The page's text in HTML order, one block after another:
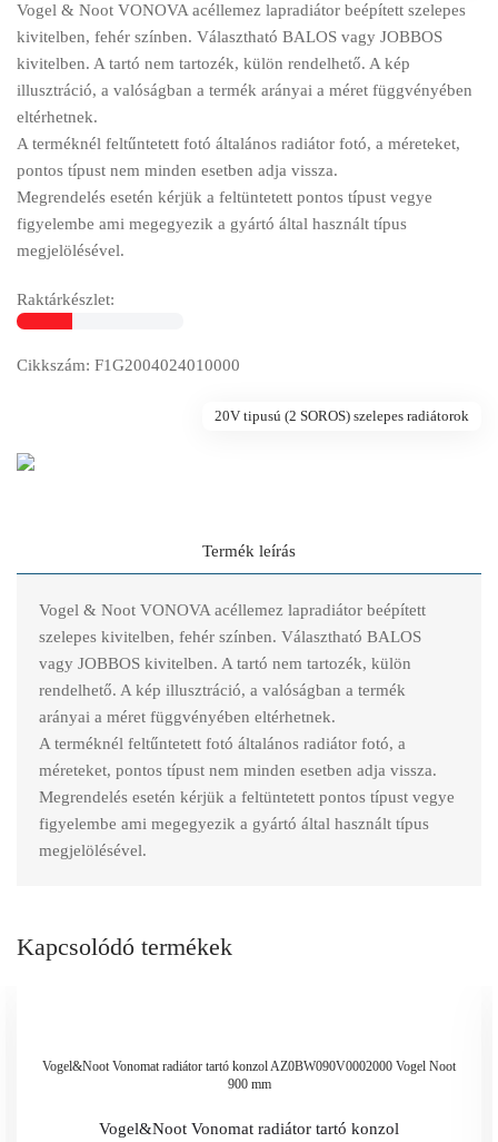
Vogel & Noot VONOVA acéllemez lapradiátor beépített szelepes
kivitelben, fehér színben. Választható BALOS vagy JOBBOS
kivitelben. A tartó nem tartozék, külön rendelhető. A kép
illusztráció, a valóságban a termék arányai a méret függvényében
eltérhetnek.
A terméknél feltűntetett fotó általános radiátor fotó, a méreteket,
pontos típust nem minden esetben adja vissza.
Megrendelés esetén kérjük a feltüntetett pontos típust vegye
figyelembe ami megegyezik a gyártó által használt típus
megjelölésével.
Raktárkészlet:
Cikkszám: F1G2004024010000
20V tipusú (2 SOROS) szelepes radiátorok
Termék leírás
Vogel & Noot VONOVA acéllemez lapradiátor beépített
szelepes kivitelben, fehér színben. Választható BALOS
vagy JOBBOS kivitelben. A tartó nem tartozék, külön
rendelhető. A kép illusztráció, a valóságban a termék
arányai a méret függvényében eltérhetnek.
A terméknél feltűntetett fotó általános radiátor fotó, a
méreteket, pontos típust nem minden esetben adja vissza.
Megrendelés esetén kérjük a feltüntetett pontos típust vegye
figyelembe ami megegyezik a gyártó által használt típus
megjelölésével.
Kapcsolódó termékek
Vogel&Noot Vonomat radiátor tartó konzol AZ0BW090V0002000 Vogel Noot
900 mm
Vogel&Noot Vonomat radiátor tartó konzol